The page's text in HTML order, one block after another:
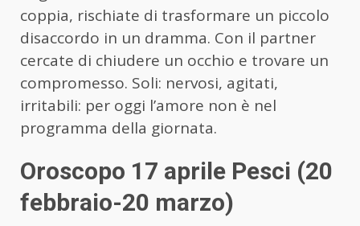
coppia, rischiate di trasformare un piccolo
disaccordo in un dramma. Con il partner
cercate di chiudere un occhio e trovare un
compromesso. Soli: nervosi, agitati,
irritabili: per oggi l’amore non è nel
programma della giornata.
Oroscopo 17 aprile Pesci (20
febbraio-20 marzo)